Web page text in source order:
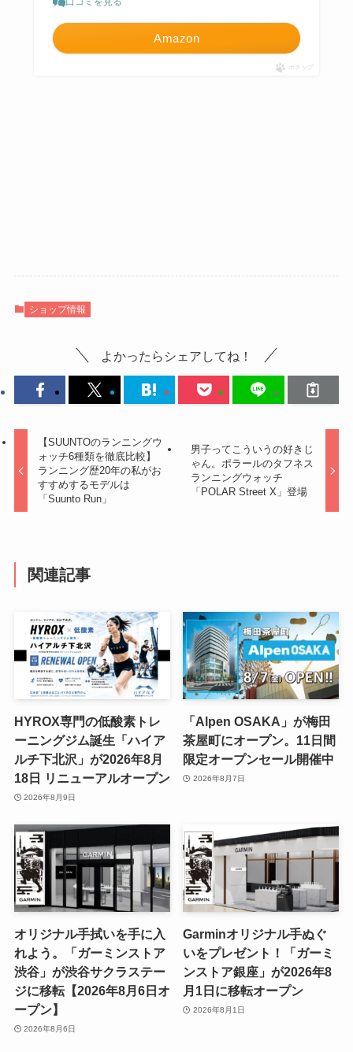
Amazon
ポチップ
ショップ情報
よかったらシェアしてね！
【SUUNTOのランニングウ
ォッチ6種類を徹底比較】
ランニング歴20年の私がお
すすめするモデルは
「Suunto Run」
男子ってこういうの好きじ
ゃん。ポラールのタフネス
ランニングウォッチ
「POLAR Street X」登場
関連記事
HYROX専門の低酸素トレ
ーニングジム誕生「ハイア
ルチ下北沢」が2026年8月
18日 リニューアルオープン
2026年8月9日
「Alpen OSAKA」が梅田
茶屋町にオープン。11日間
限定オープンセール開催中
2026年8月7日
オリジナル手拭いを手に入
れよう。「ガーミンストア
渋谷」が渋谷サクラステー
ジに移転【2026年8月6日オ
ープン】
2026年8月6日
Garminオリジナル手ぬぐ
いをプレゼント！「ガーミ
ンストア銀座」が2026年8
月1日に移転オープン
2026年8月1日